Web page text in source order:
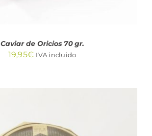
Caviar de Oricios 70 gr.
19,95€ IVA incluido